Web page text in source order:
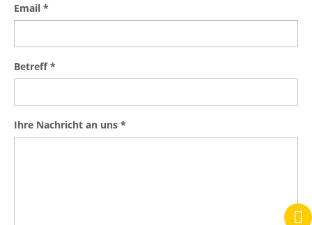
Email *
Betreff*
Ihre Nachricht an uns *